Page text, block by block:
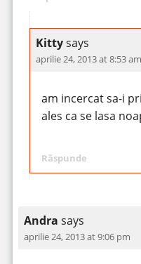
Kittysays
aprilie 24, 2013 at 8:53 am
am incercat sa-i
ales ca se lasa
Răspunde
Andra says
aprilie 24, 2013 at 9:06 pm